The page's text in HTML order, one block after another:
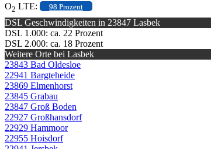
O2 LTE: 98 Prozent
DSL Geschwindigkeiten in 23847 Lasbek
DSL 1.000: ca. 22 Prozent
DSL 2.000: ca. 18 Prozent
Weitere Orte bei Lasbek
23843 Bad Oldesloe
22941 Bargteheide
23869 Elmenhorst
23845 Grabau
23847 Groß Boden
22927 Großhansdorf
22929 Hammoor
22955 Hoisdorf